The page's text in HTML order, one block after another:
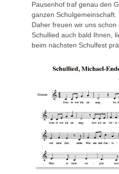
Pausenhof traf genau den
ganzen Schulgemeinschaft.
Daher freuen wir uns
Schullied auch bald Ihnen,
beim nächsten Schulfest